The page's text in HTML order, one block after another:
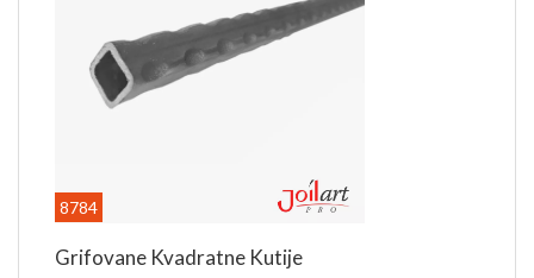
8784
Grifovane Kvadratne Kutije